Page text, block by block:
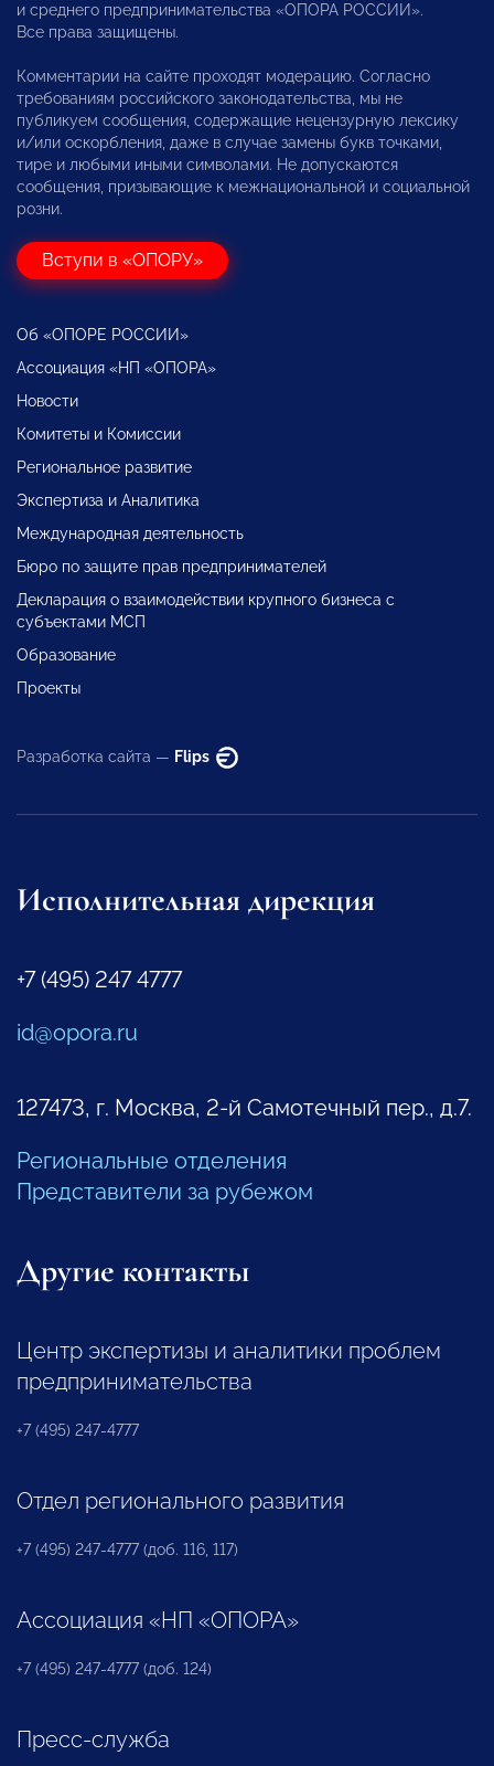
и среднего предпринимательства «ОПОРА РОССИИ».
Все права защищены.
Комментарии на сайте проходят модерацию. Согласно
требованиям российского законодательства, мы не
публикуем сообщения, содержащие нецензурную лексику
и/или оскорбления, даже в случае замены букв точками,
тире и любыми иными символами. Не допускаются
сообщения, призывающие к межнациональной и социальной
розни.
Вступи в «ОПОРУ»
Об «ОПОРЕ РОССИИ»
Ассоциация «НП «ОПОРА»
Новости
Комитеты и Комиссии
Региональное развитие
Экспертиза и Аналитика
Международная деятельность
Бюро по защите прав предпринимателей
Декларация о взаимодействии крупного бизнеса с
субъектами МСП
Образование
Проекты
Разработка сайта — Flips
Исполнительная дирекция
+7 (495) 247 4777
id@opora.ru
127473, г. Москва, 2-й Самотечный пер., д.7.
Региональные отделения
Представители за рубежом
Другие контакты
Центр экспертизы и аналитики проблем
предпринимательства
+7 (495) 247-4777
Отдел регионального развития
+7 (495) 247-4777 (доб. 116, 117)
Ассоциация «НП «ОПОРА»
+7 (495) 247-4777 (доб. 124)
Пресс-служба